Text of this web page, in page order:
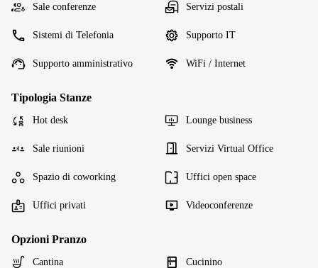
Sale conferenze Servizi postali
Sistemi di Telefonia Supporto IT
Supporto amministrativo WiFi / Internet
Tipologia Stanze
Hot desk Lounge business
Sale riunioni Servizi Virtual Office
Spazio di coworking Uffici open space
Uffici privati Videoconferenze
Opzioni Pranzo
Cantina Cucinino